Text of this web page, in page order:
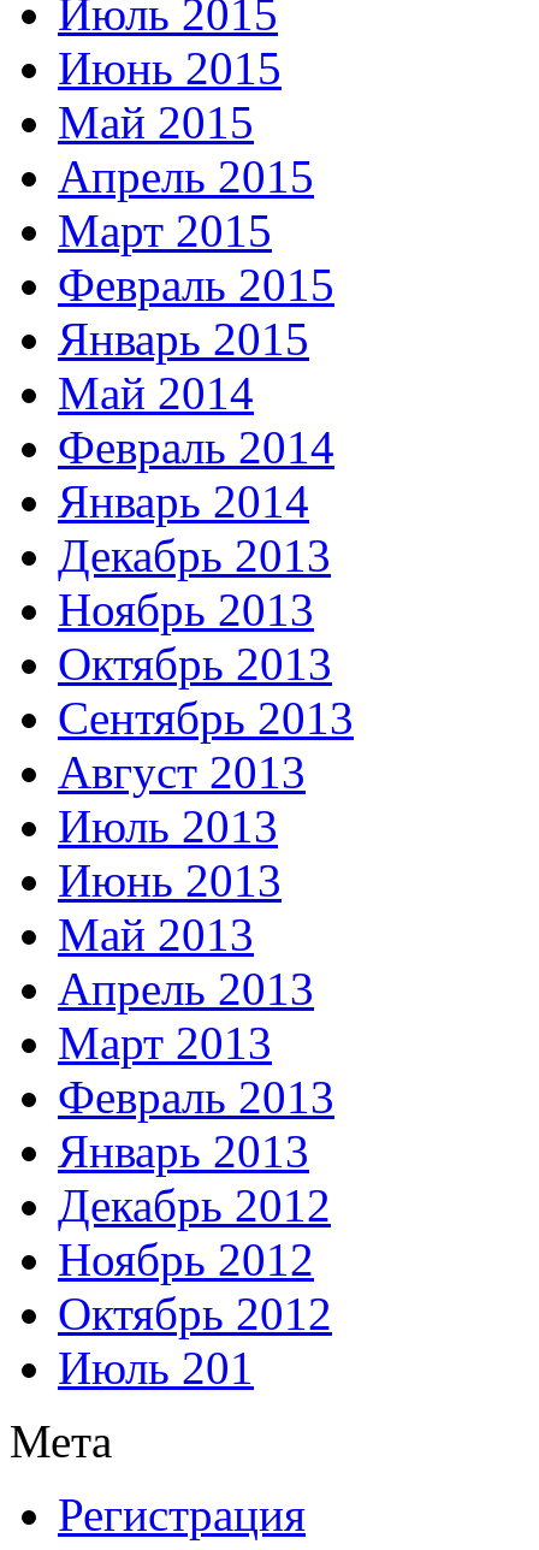
Июль 2015
Июнь 2015
Май 2015
Апрель 2015
Март 2015
Февраль 2015
Январь 2015
Май 2014
Февраль 2014
Январь 2014
Декабрь 2013
Ноябрь 2013
Октябрь 2013
Сентябрь 2013
Август 2013
Июль 2013
Июнь 2013
Май 2013
Апрель 2013
Март 2013
Февраль 2013
Январь 2013
Декабрь 2012
Ноябрь 2012
Октябрь 2012
Июль 201
Мета
Регистрация